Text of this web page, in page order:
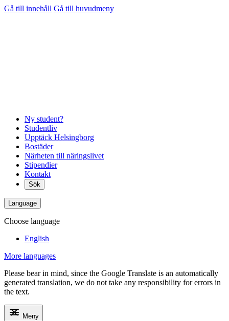
Gå till innehåll Gå till huvudmeny
Ny student?
Studentliv
Upptäck Helsingborg
Bostäder
Närheten till näringslivet
Stipendier
Kontakt
Sök
Language
Choose language
English
More languages
Please bear in mind, since the Google Translate is an automatically
generated translation, we do not take any responsibility for errors in
the text.
Meny